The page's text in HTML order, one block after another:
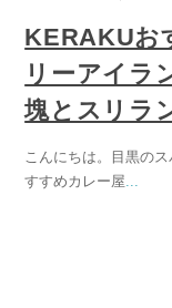
KERAKUお
リーアイラ
塊とスリラ
こんにちは。目黒の
すすめカレー屋